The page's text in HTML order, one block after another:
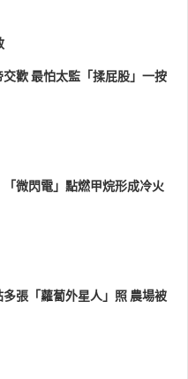
歡 最怕太監「揉屁股」一按
微閃電」點燃甲烷形成冷火
張「蘿蔔外星人」照 農場被